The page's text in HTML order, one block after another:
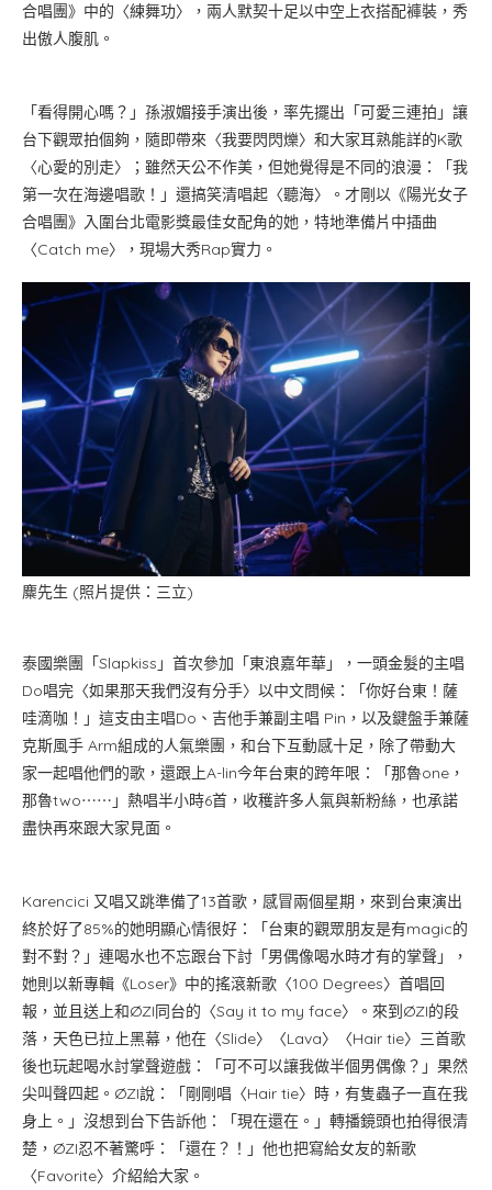
合唱團》中的〈練舞功〉，兩人默契十足以中空上衣搭配褲裝，秀
出傲人腹肌。
「看得開心嗎？」孫淑媚接手演出後，率先擺出「可愛三連拍」讓
台下觀眾拍個夠，隨即帶來〈我要閃閃爍〉和大家耳熟能詳的K歌
〈心愛的別走〉；雖然天公不作美，但她覺得是不同的浪漫：「我
第一次在海邊唱歌！」還搞笑清唱起〈聽海〉。才剛以《陽光女子
合唱團》入圍台北電影獎最佳女配角的她，特地準備片中插曲
〈Catch me〉，現場大秀Rap實力。
麋先生 (照片提供：三立)
泰國樂團「Slapkiss」首次參加「東浪嘉年華」，一頭金髮的主唱
Do唱完〈如果那天我們沒有分手〉以中文問候：「你好台東！薩
哇滴咖！」這支由主唱Do、吉他手兼副主唱 Pin，以及鍵盤手兼薩
克斯風手 Arm組成的人氣樂團，和台下互動感十足，除了帶動大
家一起唱他們的歌，還跟上A-lin今年台東的跨年哏：「那魯one，
那魯two⋯⋯」熱唱半小時6首，收穫許多人氣與新粉絲，也承諾
盡快再來跟大家見面。
Karencici 又唱又跳準備了13首歌，感冒兩個星期，來到台東演出
終於好了85%的她明顯心情很好：「台東的觀眾朋友是有magic的
對不對？」連喝水也不忘跟台下討「男偶像喝水時才有的掌聲」，
她則以新專輯《Loser》中的搖滾新歌〈100 Degrees〉首唱回
報，並且送上和ØZI同台的〈Say it to my face〉。來到ØZI的段
落，天色已拉上黑幕，他在〈Slide〉〈Lava〉〈Hair tie〉三首歌
後也玩起喝水討掌聲遊戲：「可不可以讓我做半個男偶像？」果然
尖叫聲四起。ØZI說：「剛剛唱〈Hair tie〉時，有隻蟲子一直在我
身上。」沒想到台下告訴他：「現在還在。」轉播鏡頭也拍得很清
楚，ØZI忍不著驚呼：「還在？！」他也把寫給女友的新歌
〈Favorite〉介紹給大家。